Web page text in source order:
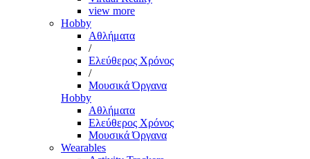
view more
Hobby
Αθλήματα
/
Ελεύθερος Χρόνος
/
Μουσικά Όργανα
Hobby
Αθλήματα
Ελεύθερος Χρόνος
Μουσικά Όργανα
Wearables